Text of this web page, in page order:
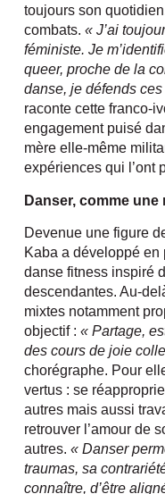
toujours son
combats. « J’ai
féministe. Je
queer, proche de la
danse, je défends
raconte cette franco-
engagement puisé
mère elle-même
expériences qui l’ont
Danser, comme une
Devenue une figure
Kaba a développé
danse fitness inspiré
descendantes. Au-
mixtes notamment
objectif : « Partage,
des cours de joie
chorégraphe. Pour
vertus : se
autres mais aussi
retrouver l’amour de
autres. « Danser
traumas, sa
connaître, d’être